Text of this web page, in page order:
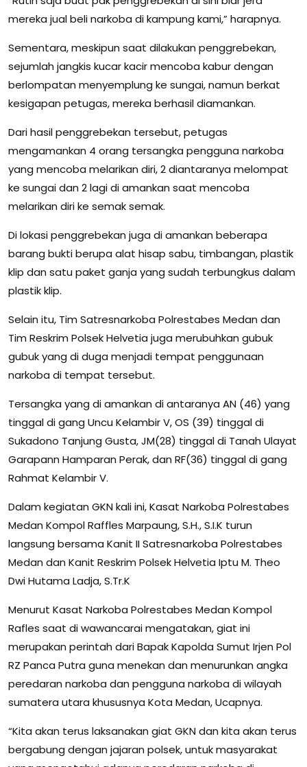
mereka jual beli narkoba di kampung kami,” harapnya.
Sementara, meskipun saat dilakukan penggrebekan,
sejumlah jangkis kucar kacir mencoba kabur dengan
berlompatan menyemplung ke sungai, namun berkat
kesigapan petugas, mereka berhasil diamankan.
Dari hasil penggrebekan tersebut, petugas
mengamankan 4 orang tersangka pengguna narkoba
yang mencoba melarikan diri, 2 diantaranya melompat
ke sungai dan 2 lagi di amankan saat mencoba
melarikan diri ke semak semak.
Di lokasi penggrebekan juga di amankan beberapa
barang bukti berupa alat hisap sabu, timbangan, plastik
klip dan satu paket ganja yang sudah terbungkus dalam
plastik klip.
Selain itu, Tim Satresnarkoba Polrestabes Medan dan
Tim Reskrim Polsek Helvetia juga merubuhkan gubuk
gubuk yang di duga menjadi tempat penggunaan
narkoba di tempat tersebut.
Tersangka yang di amankan di antaranya AN (46) yang
tinggal di gang Uncu Kelambir V, OS (39) tinggal di
Sukadono Tanjung Gusta, JM(28) tinggal di Tanah Ulayat
Garapann Hamparan Perak, dan RF(36) tinggal di gang
Rahmat Kelambir V.
Dalam kegiatan GKN kali ini, Kasat Narkoba Polrestabes
Medan Kompol Raffles Marpaung, S.H., S.I.K turun
langsung bersama Kanit II Satresnarkoba Polrestabes
Medan dan Kanit Reskrim Polsek Helvetia Iptu M. Theo
Dwi Hutama Ladja, S.Tr.K
Menurut Kasat Narkoba Polrestabes Medan Kompol
Rafles saat di wawancarai mengatakan, giat ini
merupakan perintah dari Bapak Kapolda Sumut Irjen Pol
RZ Panca Putra guna menekan dan menurunkan angka
peredaran narkoba dan pengguna narkoba di wilayah
sumatera utara khususnya Kota Medan, Ucapnya.
“Kita akan terus laksanakan giat GKN dan kita akan terus
bergabung dengan jajaran polsek, untuk masyarakat